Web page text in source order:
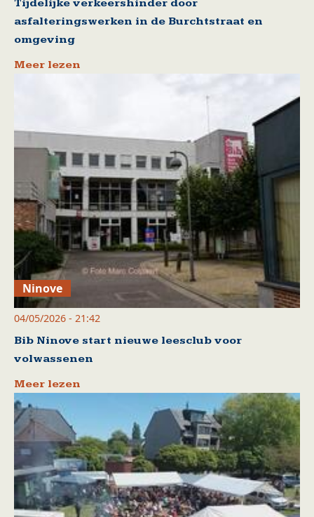
Tijdelijke verkeershinder door
asfalteringswerken in de Burchtstraat en
omgeving
Meer lezen
Ninove
04/05/2026 - 21:42
Bib Ninove start nieuwe leesclub voor
volwassenen
Meer lezen